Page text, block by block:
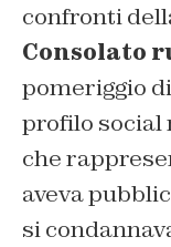
confronti
Consolato
pomeriggio
profilo social
che
aveva
si